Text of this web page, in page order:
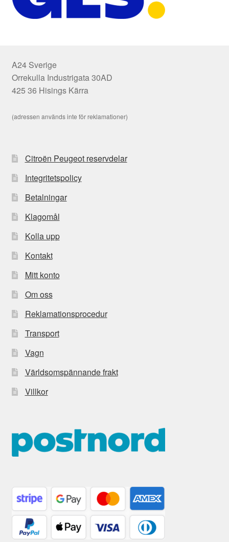
A24 Sverige
Orrekulla Industrigata 30AD
425 36 Hisings Kärra
(adressen används inte för reklamationer)
Citroën Peugeot reservdelar
Integritetspolicy
Betalningar
Klagomål
Kolla upp
Kontakt
Mitt konto
Om oss
Reklamationsprocedur
Transport
Vagn
Världsomspännande frakt
Villkor